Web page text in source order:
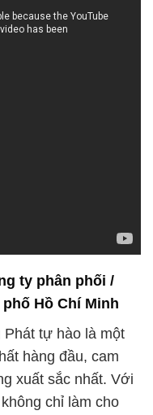
ty phân phối /
Hồ Chí Minh
tự hào là một
hàng đầu, cam
xuất sắc nhất. Với
chỉ làm cho